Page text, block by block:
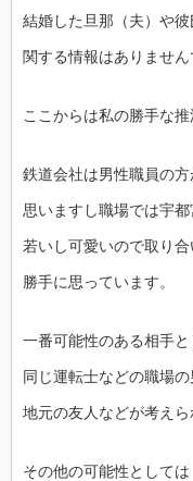
結婚した旦那（夫）や彼
関する情報はありません
ここからは私の勝手な
鉄道会社は男性職員の方
思いますし職場では宇
若いし可愛いので取り
勝手に思っています。
一番可能性のある相手と
同じ運転士などの職場
地元の友人などが考えら
その他の可能性としては